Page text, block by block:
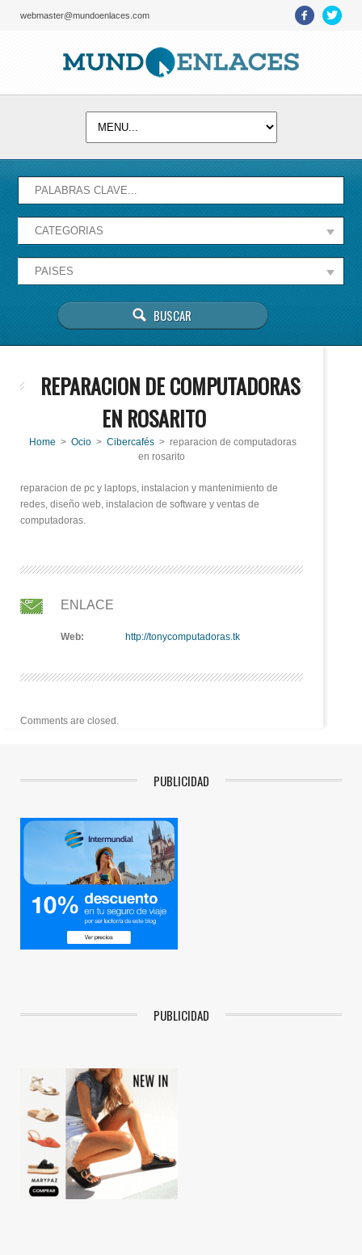
webmaster@mundoenlaces.com
REPARACION DE COMPUTADORAS
EN ROSARITO
Home > Ocio > Cibercafés > reparacion de computadoras
en rosarito
reparacion de pc y laptops, instalacion y mantenimiento de
redes, diseño web, instalacion de software y ventas de
computadoras.
ENLACE
Web: http://tonycomputadoras.tk
Comments are closed.
PUBLICIDAD
PUBLICIDAD